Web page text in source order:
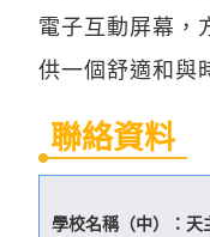
電子互動屏幕，
供一個舒適和與
聯絡資料
學校名稱（中）： 天